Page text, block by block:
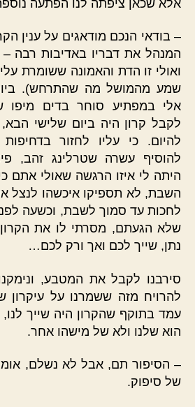
אלא שכאן ציפתה לנו הפתעה
– בודאי הנכם מודאגים על ענין
המנהל את דבריו באדיבות רבה
ואולי זו הדת והאמונה ששומרת
שמע מהמושל מה שהתרחש).
אלי במפתיע סוחר בדים מיפו
לקבל קרון היה ביום שלישי
להיום. כי עליו לחזור
להוסיף עשרה שטרלינג זהב,
היתה לי איזו הרגשה שאולי אתם
השבת, לא תספיקו איכשהו לנצל
לחכות עד סמוך לשבת, וכשעה
שלא הגעתם, מסרתי לו את
נתן, שייך לכם ואך ורק לכם…
סירבנו לקבל את המטבע,
להרויח מזה ששמרנו על
עמד בתוקף שהקרון היה שייך
הוא שלנו ולא של מישהו אחר.
– הסיפור תם, אבל לא נשלם, אומר
של סיפוק.